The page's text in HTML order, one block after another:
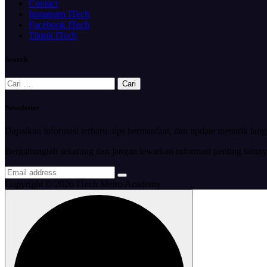
Contact
Instagram ITech
Facebook ITech
Tiktok ITech
Search
Cari
untuk:
Newsletter
Dapatkan informasi terbaru, tips bermanfaat, dan update menarik
Bergabunglah sekarang dan jangan lewatkan informasi penting
Copyright © 2026 ITech Metro Academy